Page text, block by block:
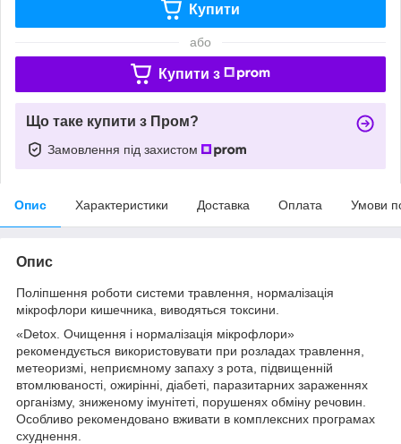
Купити
або
Купити з
Що таке купити з Пром?
Замовлення під захистом
Опис Характеристики Доставка Оплата Умови
Опис
Поліпшення роботи системи травлення, нормалізація
мікрофлори кишечника, виводяться токсини.
«Detox. Очищення і нормалізація мікрофлори»
рекомендується використовувати при розладах травлення,
метеоризмі, неприємному запаху з рота, підвищенній
втомлюваності, ожирінні, діабеті, паразитарних зараженнях
організму, зниженому імунітеті, порушенях обміну речовин.
Особливо рекомендовано вживати в комплексних програмах
схуднення.